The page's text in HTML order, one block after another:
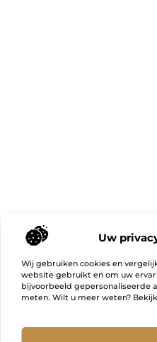
Uw
Wij gebruiken cookies en
website gebruikt en om uw
bijvoorbeeld gepersonaliseerde
meten. Wilt u meer weten?